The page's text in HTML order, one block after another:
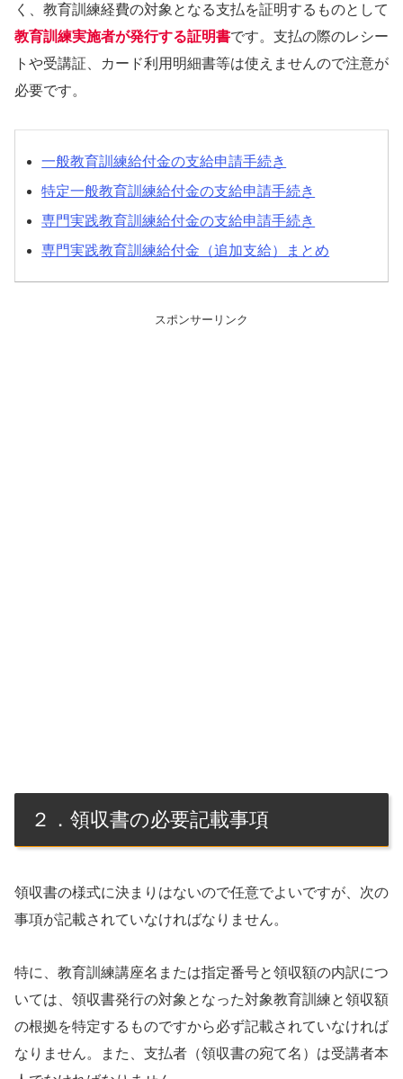
く、教育訓練経費の対象となる支払を証明するものとして
教育訓練実施者が発行する証明書です。支払の際のレシー
トや受講証、カード利用明細書等は使えませんので注意が
必要です。
一般教育訓練給付金の支給申請手続き
特定一般教育訓練給付金の支給申請手続き
専門実践教育訓練給付金の支給申請手続き
専門実践教育訓練給付金（追加支給）まとめ
スポンサーリンク
２．領収書の必要記載事項
領収書の様式に決まりはないので任意でよいですが、次の
事項が記載されていなければなりません。
特に、教育訓練講座名または指定番号と領収額の内訳につ
いては、領収書発行の対象となった対象教育訓練と領収額
の根拠を特定するものですから必ず記載されていなければ
なりません。また、支払者（領収書の宛て名）は受講者本